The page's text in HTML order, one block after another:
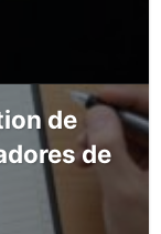
de
de